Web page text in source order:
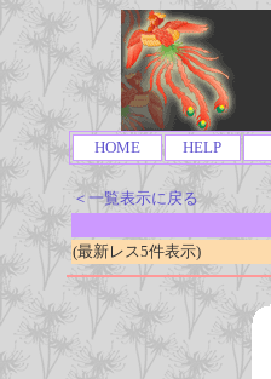
HOME HELP
＜一覧表示に戻る
(最新レス5件表示)